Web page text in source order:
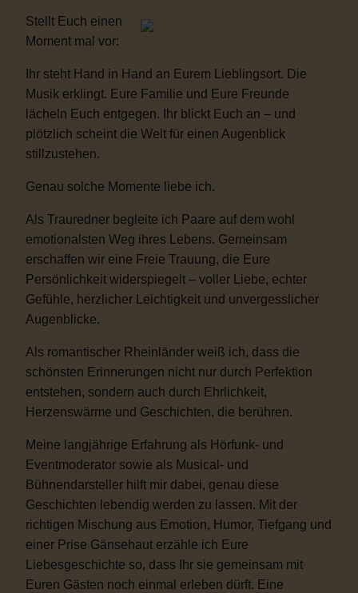
Stellt Euch einen
Moment mal vor:
Ihr steht Hand in Hand an Eurem Lieblingsort. Die
Musik erklingt. Eure Familie und Eure Freunde
lächeln Euch entgegen. Ihr blickt Euch an – und
plötzlich scheint die Welt für einen Augenblick
stillzustehen.
Genau solche Momente liebe ich.
Als Trauredner begleite ich Paare auf dem wohl
emotionalsten Weg ihres Lebens. Gemeinsam
erschaffen wir eine Freie Trauung, die Eure
Persönlichkeit widerspiegelt – voller Liebe, echter
Gefühle, herzlicher Leichtigkeit und unvergesslicher
Augenblicke.
Als romantischer Rheinländer weiß ich, dass die
schönsten Erinnerungen nicht nur durch Perfektion
entstehen, sondern auch durch Ehrlichkeit,
Herzenswärme und Geschichten, die berühren.
Meine langjährige Erfahrung als Hörfunk- und
Eventmoderator sowie als Musical- und
Bühnendarsteller hilft mir dabei, genau diese
Geschichten lebendig werden zu lassen. Mit der
richtigen Mischung aus Emotion, Humor, Tiefgang und
einer Prise Gänsehaut erzähle ich Eure
Liebesgeschichte so, dass Ihr sie gemeinsam mit
Euren Gästen noch einmal erleben dürft. Eine